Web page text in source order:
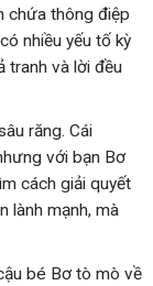
chứa thông điệp
nhiều yếu tố kỳ
tranh và lời đều
răng. Cái
với bạn Bơ
cách giải quyết
lành mạnh, mà
bé Bơ tò mò về